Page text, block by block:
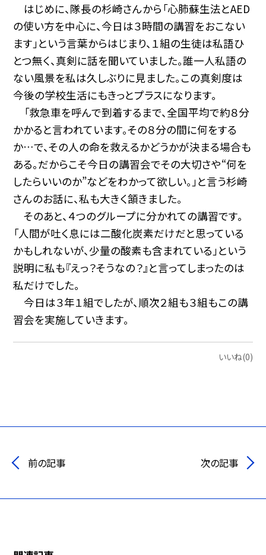
はじめに、隊長の杉崎さんから「心肺蘇生法とAED
の使い方を中心に、今日は３時間の講習をおこない
ます」という言葉からはじまり、１組の生徒は私語ひ
とつ無く、真剣に話を聞いていました。誰一人私語の
ない風景を私は久しぶりに見ました。この真剣度は
今後の学校生活にもきっとプラスになります。
「救急車を呼んで到着するまで、全国平均で約８分
かかると言われています。その８分の間に何をする
か…で、その人の命を救えるかどうかが決まる場合も
ある。だからこそ今日の講習会でその大切さや“何を
したらいいのか”などをわかって欲しい。」と言う杉崎
さんのお話に、私も大きく頷きました。
そのあと、４つのグループに分かれての講習です。
「人間が吐く息には二酸化炭素だけだと思っている
かもしれないが、少量の酸素も含まれている」という
説明に私も『えっ？そうなの？』と言ってしまったのは
私だけでした。
今日は３年１組でしたが、順次２組も３組もこの講
習会を実施していきます。
いいね(0)
前の記事 次の記事